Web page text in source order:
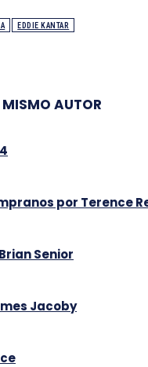
EDDIE KANTAR
MISMO AUTOR
por Terence
Senior
Jacoby